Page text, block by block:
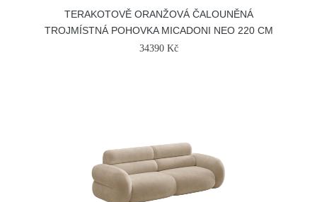
TERAKOTOVĚ ORANŽOVÁ ČALOUNĚNÁ
TROJMÍSTNÁ POHOVKA MICADONI NEO 220 CM
34390 Kč